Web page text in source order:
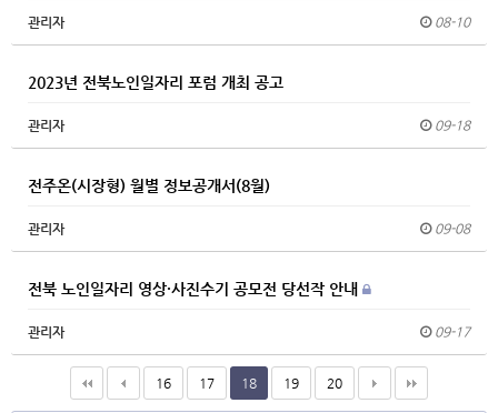
관리자 08-10
2023년 전북노인일자리 포럼 개최 공고
관리자 09-18
전주온(시장형) 월별 정보공개서(8월)
관리자 09-08
전북 노인일자리 영상·사진수기 공모전 당선작 안내
관리자 09-17
16 17 18 19 20